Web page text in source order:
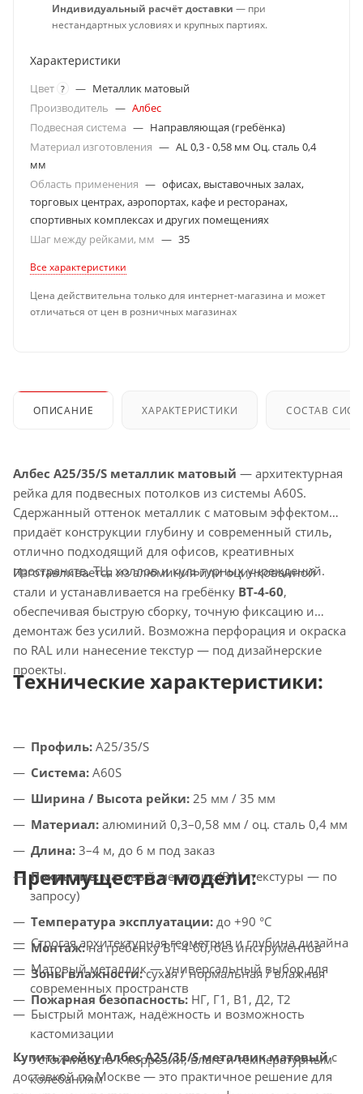
Индивидуальный расчёт доставки — при
нестандартных условиях и крупных партиях.
Характеристики
Цвет ? — Металлик матовый
Производитель — Албес
Подвесная система — Направляющая (гребёнка)
Материал изготовления — AL 0,3 - 0,58 мм Оц. сталь 0,4
мм
Область применения — офисах, выставочных залах,
торговых центрах, аэропортах, кафе и ресторанах,
спортивных комплексах и других помещениях
Шаг между рейками, мм — 35
Все характеристики
Цена действительна только для интернет-магазина и может
отличаться от цен в розничных магазинах
ОПИСАНИЕ ХАРАКТЕРИСТИКИ СОСТАВ
Албес A25/35/S металлик матовый — архитектурная
рейка для подвесных потолков из системы A60S.
Сдержанный оттенок металлик с матовым эффектом
придаёт конструкции глубину и современный стиль,
отлично подходящий для офисов, креативных
пространств, ТЦ, холлов и культурных учреждений.
Изготавливается из алюминия или оцинкованной
стали и устанавливается на гребёнку ВТ-4-60,
обеспечивая быструю сборку, точную фиксацию и
демонтаж без усилий. Возможна перфорация и окраска
по RAL или нанесение текстур — под дизайнерские
проекты.
Технические характеристики:
Профиль: A25/35/S
Система: A60S
Ширина / Высота рейки: 25 мм / 35 мм
Материал: алюминий 0,3–0,58 мм / оц. сталь 0,4 мм
Длина: 3–4 м, до 6 м под заказ
Покрытие:матовый металлик (RAL, текстуры — по
запросу)
Температура эксплуатации: до +90 °C
Монтаж:на гребёнку ВТ-4-60, без инструментов
Зоны влажности:сухая / нормальная / влажная
Пожарная безопасность: НГ, Г1, В1, Д2, Т2
Преимущества модели:
Строгая архитектурная геометрия и глубина дизайна
Матовый металлик — универсальный выбор для
современных пространств
Быстрый монтаж, надёжность и возможность
кастомизации
Устойчивость к коррозии, влаге и температурным
колебаниям
Купить рейку Албес A25/35/S металлик матовыйс
доставкой по Москве — это практичное решение для